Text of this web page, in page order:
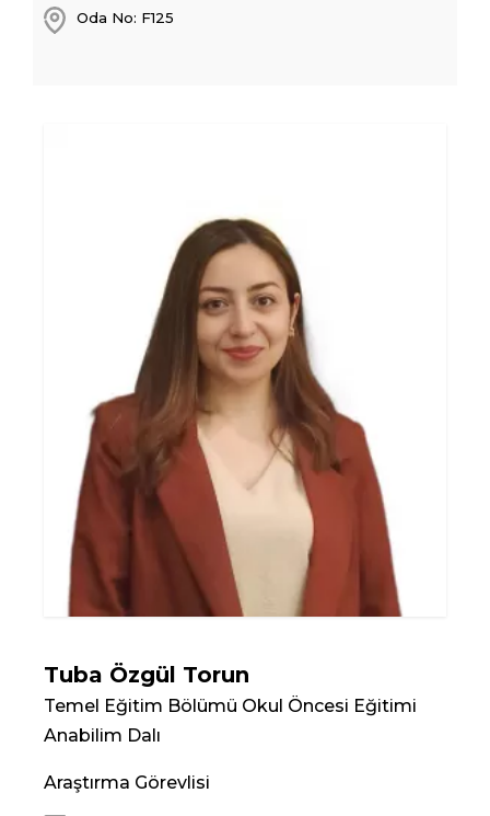
Oda No: F125
Tuba Özgül Torun
Temel Eğitim Bölümü Okul Öncesi Eğitimi
Anabilim Dalı
Araştırma Görevlisi